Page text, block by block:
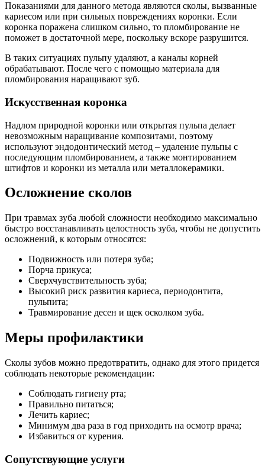
Показаниями для данного метода являются сколы, вызванные
кариесом или при сильных повреждениях коронки. Если
коронка поражена слишком сильно, то пломбирование не
поможет в достаточной мере, поскольку вскоре разрушится.
В таких ситуациях пульпу удаляют, а каналы корней
обрабатывают. После чего с помощью материала для
пломбирования наращивают зуб.
Искусственная коронка
Надлом природной коронки или открытая пульпа делает
невозможным наращивание композитами, поэтому
используют эндодонтический метод – удаление пульпы с
последующим пломбированием, а также монтированием
штифтов и коронки из металла или металлокерамики.
Осложнение сколов
При травмах зуба любой сложности необходимо максимально
быстро восстанавливать целостность зуба, чтобы не допустить
осложнений, к которым относятся:
Подвижность или потеря зуба;
Порча прикуса;
Сверхчувствительность зуба;
Высокий риск развития кариеса, периодонтита,
пульпита;
Травмирование десен и щек осколком зуба.
Меры профилактики
Сколы зубов можно предотвратить, однако для этого придется
соблюдать некоторые рекомендации:
Соблюдать гигиену рта;
Правильно питаться;
Лечить кариес;
Минимум два раза в год приходить на осмотр врача;
Избавиться от курения.
Сопутствующие услуги